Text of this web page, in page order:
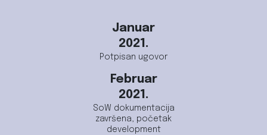
Januar
2021.
Potpisan ugovor
Februar
2021.
SoW dokumentacija
završena, početak
development